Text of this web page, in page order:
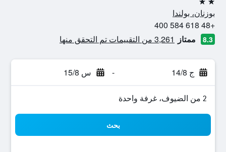
2 نجمتين
بوزنان، بولندا
+48 618 584 400
8.3 ممتاز 3,261 من التقييمات تم التحقق منها
ج 14/8 - س 15/8
2 من الضيوف، غرفة واحدة
بحث